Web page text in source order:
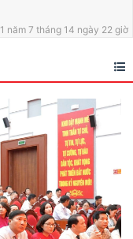
1 năm 7 tháng 14 ngày 22 giờ